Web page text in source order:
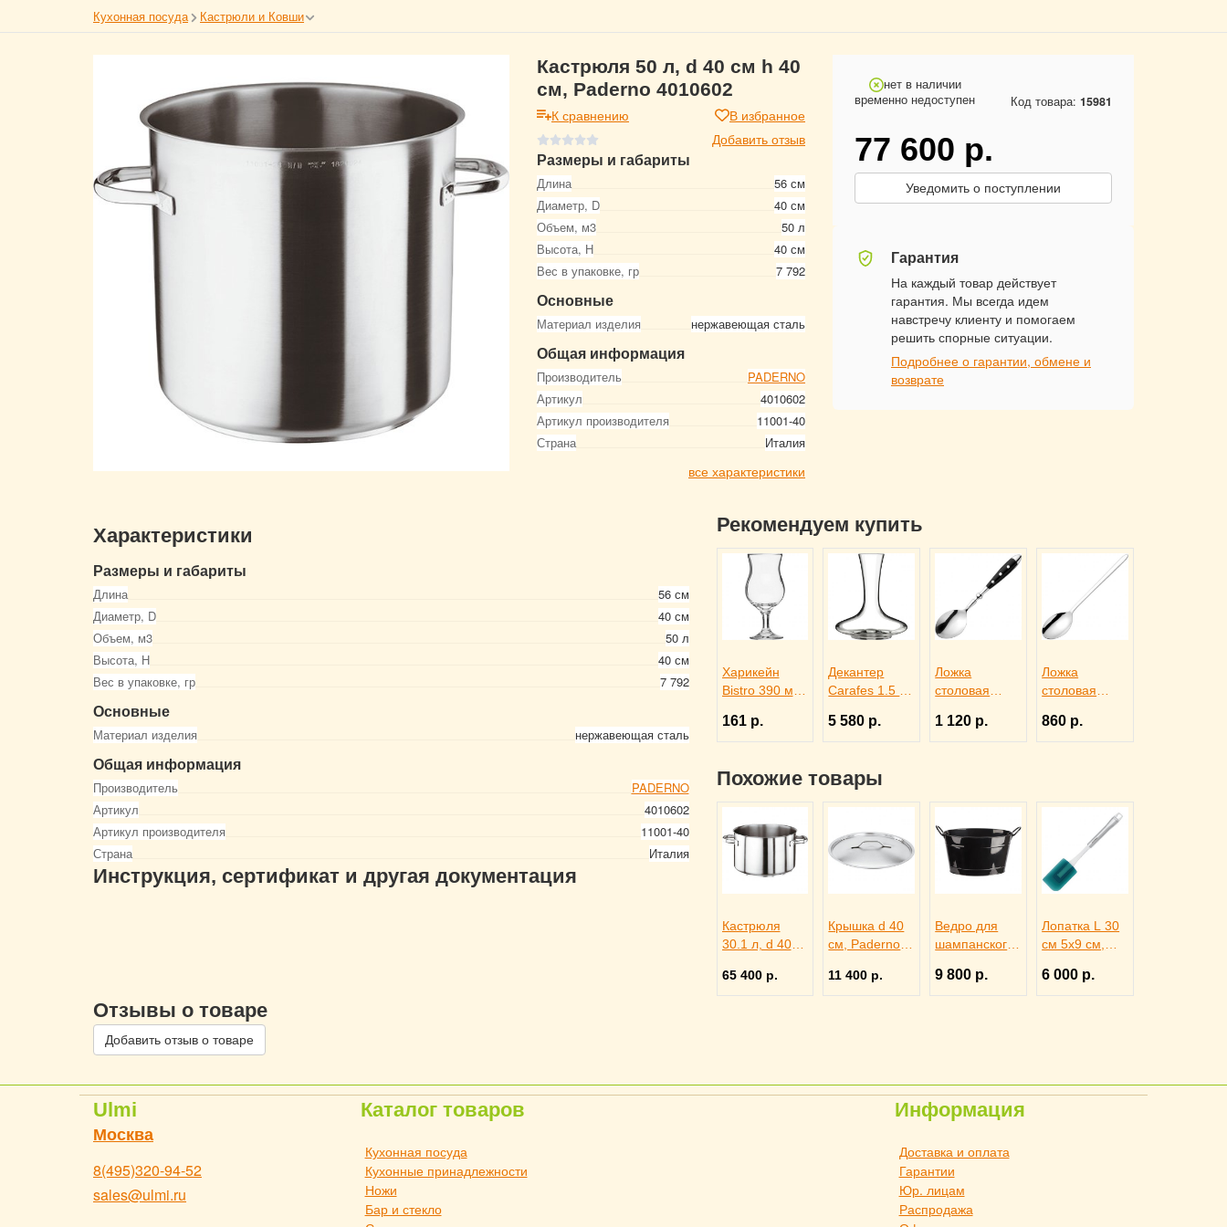
Кухонная посуда Кастрюли и Ковши
Кастрюля 50 л, d 40 см h 40
см, Paderno 4010602
К сравнению
В избранное
Добавить отзыв
Размеры и габариты
Длина
56 см
Диаметр, D
40 см
Объем, м3
50 л
Высота, Н
40 см
Вес в упаковке, гр
7 792
Основные
Материал изделия нержавеющая сталь
Общая информация
Производитель
PADERNO
Артикул
4010602
Артикул производителя
11001-40
Страна
Италия
все характеристики
нет в наличии
временно недоступен
Код товара: 15981
77 600 р.
Уведомить о поступлении
Гарантия
На каждый товар действует
гарантия. Мы всегда идем
навстречу клиенту и помогаем
решить спорные ситуации.
Подробнее о гарантии, обмене и
возврате
Характеристики
Размеры и габариты
Длина
56 см
Диаметр, D
40 см
Объем, м3
50 л
Высота, Н
40 см
Вес в упаковке, гр
7 792
Основные
Материал изделия нержавеющая сталь
Общая информация
Производитель
PADERNO
Артикул
4010602
Артикул производителя
11001-40
Страна
Италия
Инструкция, сертификат и другая документация
Рекомендуем купить
Харикейн
Bistro 390 мл,
Бор 1150311
161 р.
Декантер
Carafes 1.5 л,
5 580 р.
Ложка
столовая
Eternum
3110131
1 120 р.
Ложка
столовая
Eternum
3110142
860 р.
Похожие товары
Кастрюля
30.1 л, d 40
Paderno
4010613
65 400 р.
Крышка d 40
см, Paderno
11 400 р.
Ведро для
шампанского
40х28х22см
черное, ILSA
9 800 р.
Лопатка L 30
см 5х9 см,
4110136
6 000 р.
Отзывы о товаре
Добавить отзыв о товаре
Ulmi
Москва
8(495)320-94-52
sales@ulmi.ru
Каталог товаров
Кухонная посуда
Кухонные принадлежности
Ножи
Бар и стекло
Информация
Доставка и оплата
Гарантии
Юр. лицам
Распродажа